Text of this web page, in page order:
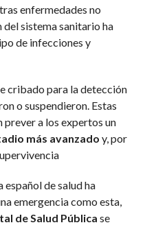
enfermedades no
sistema sanitario ha
de infecciones y
cribado para la detección
o suspendieron. Estas
prever a los expertos un
más avanzado y, por
español de salud ha
emergencia como esta,
de Salud Pública se